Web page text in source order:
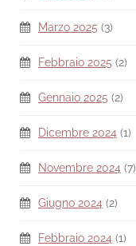
Marzo 2025 (3)
Febbraio 2025 (2)
Gennaio 2025 (2)
Dicembre 2024 (1)
Novembre 2024 (7)
Giugno 2024 (2)
Febbraio 2024 (1)